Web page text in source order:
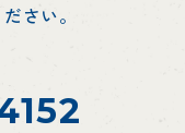
さい。